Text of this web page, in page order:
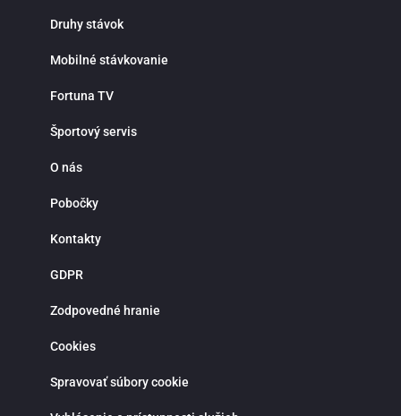
kurzov. Jednou z hlavných výhod online športového stávkovania je pohodlie a
nepretržitý prístup k stávkam. Nemusíš navštevovať kamenné pobočky ani
počítači. Fortuna funguje nonstop a ponúka rýchle vyhodnotenie tiketov,
Prečo stávkovať práve vo Fortune? Okrem bohatej ponuky športových udalostí
domácich aj zahraničných líg, vrátane slovenského a českého futbalu či
stávkovanie, Fortuna ti poskytne všetky nástroje na profesionálne tipovanie.
počas celého stretnutia. Stav na góly, rohy, fauly, vylúčenia alebo ďalší vývoj
ideálne pre skúsenejších tipérov aj pre hráčov, ktorí majú radi dynamiku a
rýchle rozhodovanie. Fortuna myslí aj na nových hráčov. Pre
stávky bez rizika a pravidelné promo akcie. Verní hráči môžu získať rôzne
športovými udalosťami. Bonusová ponuka sa pravidelne obmieňa a prináša
viac možností, ako zvýšiť šancu na výhru. Moderná mobilná aplikácia Fortuna
Aplikácia poskytuje rýchly prístup k stávkam, live udalostiam, histórii tiketov a
najnovších akciách, bonusoch a dôležitých zápasoch. Fortuna kladie dôraz na
zodpovedné hranie a ponúka možnosť nastavenia limitov na vklady, stávky
Druhy stávok
Mobilné stávkovanie
Fortuna TV
Športový servis
O nás
Pobočky
Kontakty
GDPR
Zodpovedné hranie
Cookies
Spravovať súbory cookie